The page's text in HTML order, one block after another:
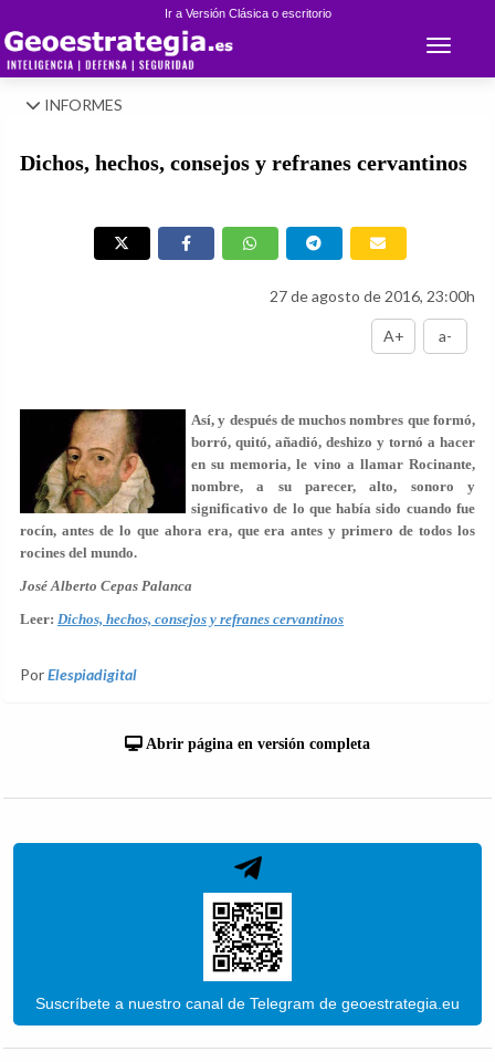
Ir a Versión Clásica o escritorio
Toggle
INFORMES
Dichos, hechos, consejos y refranes cervantinos
27 de agosto de 2016, 23:00h
A+ a-
Así, y después de muchos nombres que formó,
borró, quitó, añadió, deshizo y tornó a hacer
en su memoria, le vino a llamar Rocinante,
nombre, a su parecer, alto, sonoro y
significativo de lo que había sido cuando fue
rocín, antes de lo que ahora era, que era antes y primero de todos los
rocines del mundo.
José Alberto Cepas Palanca
Leer: Dichos, hechos, consejos y refranes cervantinos
PorElespiadigital
Abrir página en versión completa
Suscríbete a nuestro canal de Telegram de geoestrategia.eu